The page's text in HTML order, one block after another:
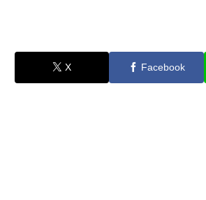
X Facebook